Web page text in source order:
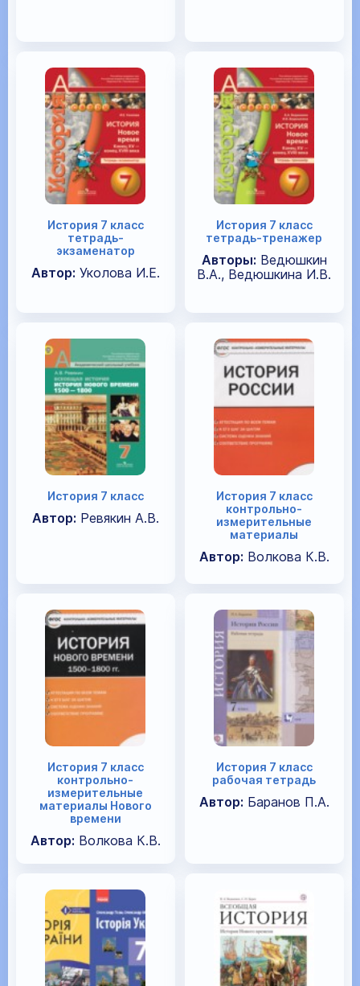
История 7 класс
тетрадь-
экзаменатор
Автор: Уколова И.Е.
История 7 класс
тетрадь-тренажер
Авторы: Ведюшкин
В.А., Ведюшкина И.В.
История 7 класс
Автор: Ревякин А.В.
История 7 класс
контрольно-
измерительные
материалы
Автор: Волкова К.В.
История 7 класс
контрольно-
измерительные
материалы Нового
времени
Автор: Волкова К.В.
История 7 класс
рабочая тетрадь
Автор: Баранов П.А.